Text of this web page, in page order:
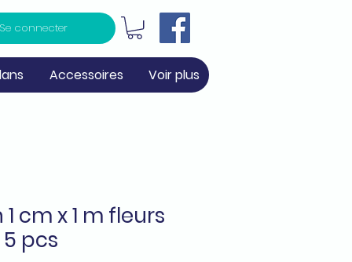
Se connecter
Accessoires Voir plus
cm x 1 m fleurs
pcs